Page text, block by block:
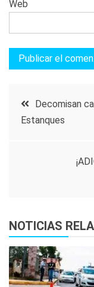
Web
entradas
Decomisan
Estanques
NOTICIAS